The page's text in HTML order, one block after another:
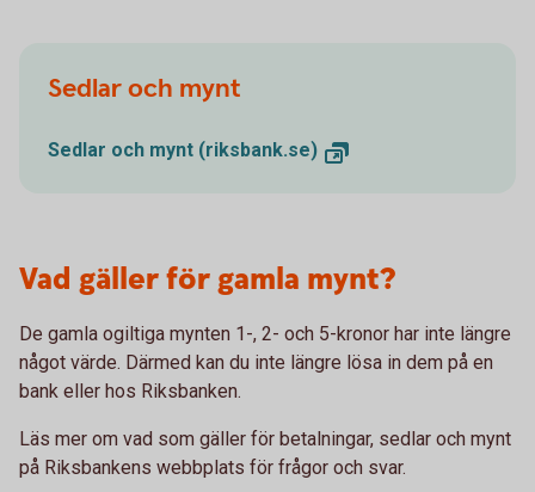
Sedlar och mynt
Sedlar och mynt (riksbank.se)
Vad gäller för gamla mynt?
De gamla ogiltiga mynten 1-, 2- och 5-kronor har inte längre
något värde. Därmed kan du inte längre lösa in dem på en
bank eller hos Riksbanken.
Läs mer om vad som gäller för betalningar, sedlar och mynt
på Riksbankens webbplats för frågor och svar.